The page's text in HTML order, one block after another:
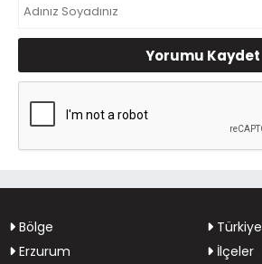
Yorumu Kaydet
Bölge
Türkiye
Erzurum
İlçeler